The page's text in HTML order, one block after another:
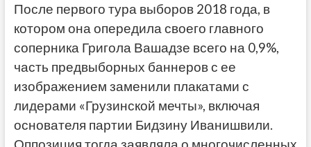
После первого тура выборов 2018 года, в
котором она опередила своего главного
соперника Григола Вашадзе всего на 0,9%,
часть предвыборных баннеров с ее
изображением заменили плакатами с
лидерами «Грузинской мечты», включая
основателя партии Бидзину Иванишвили.